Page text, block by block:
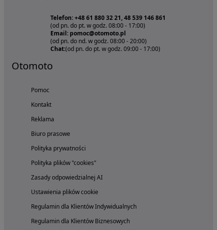
Telefon: +48 61 880 32 21, 48 539 146 861
(od pn. do pt. w godz. 08:00 - 17:00)
Email: pomoc@otomoto.pl
(od pn. do nd. w godz. 08:00 - 20:00)
Chat:(od pn. do pt. w godz. 09:00 - 17:00)
Otomoto
Pomoc
Kontakt
Reklama
Biuro prasowe
Polityka prywatności
Polityka plików "cookies"
Zasady odpowiedzialnej AI
Ustawienia plików cookie
Regulamin dla Klientów Indywidualnych
Regulamin dla Klientów Biznesowych